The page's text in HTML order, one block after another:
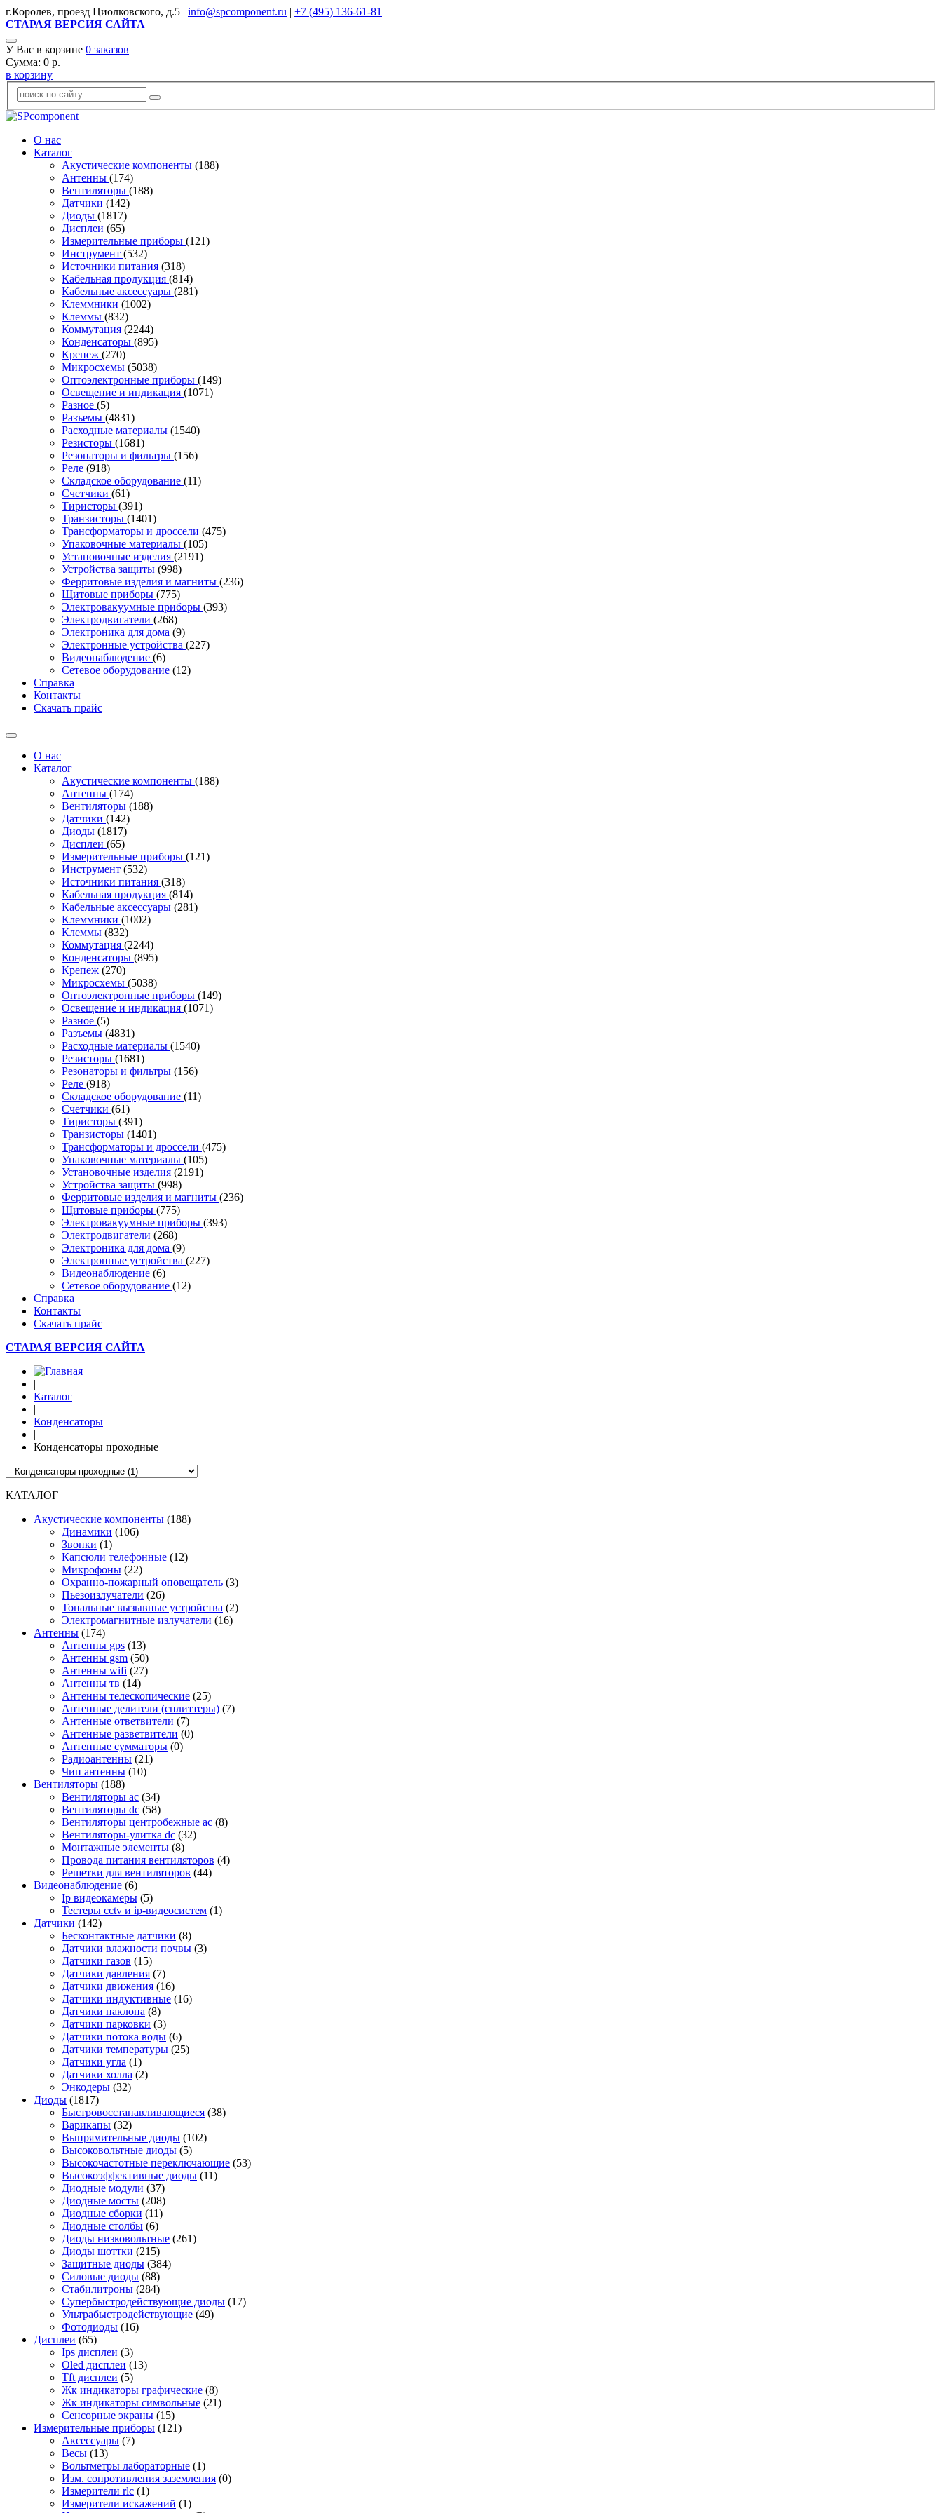
г.Королев, проезд Циолковского, д.5 | info@spcomponent.ru | +7 (495) 136-61-81
СТАРАЯ ВЕРСИЯ САЙТА
У Вас в корзине 0 заказов
Сумма: 0 р.
в корзину
О нас
Каталог
Акустические компоненты (188)
Антенны (174)
Вентиляторы (188)
Датчики (142)
Диоды (1817)
Дисплеи (65)
Измерительные приборы (121)
Инструмент (532)
Источники питания (318)
Кабельная продукция (814)
Кабельные аксессуары (281)
Клеммники (1002)
Клеммы (832)
Коммутация (2244)
Конденсаторы (895)
Крепеж (270)
Микросхемы (5038)
Оптоэлектронные приборы (149)
Освещение и индикация (1071)
Разное (5)
Разъемы (4831)
Расходные материалы (1540)
Резисторы (1681)
Резонаторы и фильтры (156)
Реле (918)
Складское оборудование (11)
Счетчики (61)
Тиристоры (391)
Транзисторы (1401)
Трансформаторы и дроссели (475)
Упаковочные материалы (105)
Установочные изделия (2191)
Устройства защиты (998)
Ферритовые изделия и магниты (236)
Щитовые приборы (775)
Электровакуумные приборы (393)
Электродвигатели (268)
Электроника для дома (9)
Электронные устройства (227)
Видеонаблюдение (6)
Сетевое оборудование (12)
Справка
Контакты
Скачать прайс
О нас
Каталог
Акустические компоненты (188)
Антенны (174)
Вентиляторы (188)
Датчики (142)
Диоды (1817)
Дисплеи (65)
Измерительные приборы (121)
Инструмент (532)
Источники питания (318)
Кабельная продукция (814)
Кабельные аксессуары (281)
Клеммники (1002)
Клеммы (832)
Коммутация (2244)
Конденсаторы (895)
Крепеж (270)
Микросхемы (5038)
Оптоэлектронные приборы (149)
Освещение и индикация (1071)
Разное (5)
Разъемы (4831)
Расходные материалы (1540)
Резисторы (1681)
Резонаторы и фильтры (156)
Реле (918)
Складское оборудование (11)
Счетчики (61)
Тиристоры (391)
Транзисторы (1401)
Трансформаторы и дроссели (475)
Упаковочные материалы (105)
Установочные изделия (2191)
Устройства защиты (998)
Ферритовые изделия и магниты (236)
Щитовые приборы (775)
Электровакуумные приборы (393)
Электродвигатели (268)
Электроника для дома (9)
Электронные устройства (227)
Видеонаблюдение (6)
Сетевое оборудование (12)
Справка
Контакты
Скачать прайс
СТАРАЯ ВЕРСИЯ САЙТА
|
Каталог
|
Конденсаторы
|
Конденсаторы проходные
КАТАЛОГ
Акустические компоненты (188)
Динамики (106)
Звонки (1)
Капсюли телефонные (12)
Микрофоны (22)
Охранно-пожарный оповещатель (3)
Пьезоизлучатели (26)
Тональные вызывные устройства (2)
Электромагнитные излучатели (16)
Антенны (174)
Антенны gps (13)
Антенны gsm (50)
Антенны wifi (27)
Антенны тв (14)
Антенны телескопические (25)
Антенные делители (сплиттеры) (7)
Антенные ответвители (7)
Антенные разветвители (0)
Антенные сумматоры (0)
Радиоантенны (21)
Чип антенны (10)
Вентиляторы (188)
Вентиляторы ac (34)
Вентиляторы dc (58)
Вентиляторы центробежные ac (8)
Вентиляторы-улитка dc (32)
Монтажные элементы (8)
Провода питания вентиляторов (4)
Решетки для вентиляторов (44)
Видеонаблюдение (6)
Ip видеокамеры (5)
Тестеры cctv и ip-видеосистем (1)
Датчики (142)
Бесконтактные датчики (8)
Датчики влажности почвы (3)
Датчики газов (15)
Датчики давления (7)
Датчики движения (16)
Датчики индуктивные (16)
Датчики наклона (8)
Датчики парковки (3)
Датчики потока воды (6)
Датчики температуры (25)
Датчики угла (1)
Датчики холла (2)
Энкодеры (32)
Диоды (1817)
Быстровосстанавливающиеся (38)
Варикапы (32)
Выпрямительные диоды (102)
Высоковольтные диоды (5)
Высокочастотные переключающие (53)
Высокоэффективные диоды (11)
Диодные модули (37)
Диодные мосты (208)
Диодные сборки (11)
Диодные столбы (6)
Диоды низковольтные (261)
Диоды шоттки (215)
Защитные диоды (384)
Силовые диоды (88)
Стабилитроны (284)
Супербыстродействующие диоды (17)
Ультрабыстродействующие (49)
Фотодиоды (16)
Дисплеи (65)
Ips дисплеи (3)
Oled дисплеи (13)
Tft дисплеи (5)
Жк индикаторы графические (8)
Жк индикаторы символьные (21)
Сенсорные экраны (15)
Измерительные приборы (121)
Аксессуары (7)
Весы (13)
Вольтметры лабораторные (1)
Изм. сопротивления заземления (0)
Измерители rlc (1)
Измерители искажений (1)